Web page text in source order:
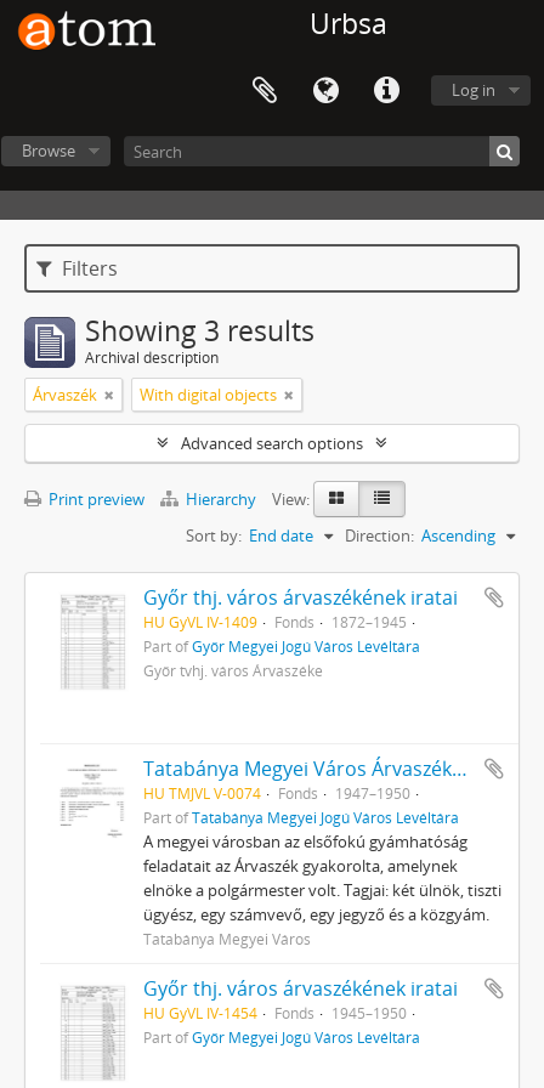
Urbsa
Log in
Browse
Filters
Showing 3 results
Archival description
Árvaszék With digital objects
Advanced search options
Print preview Hierarchy
View:
Sort by: End date Direction: Ascending
Győr thj. város árvaszékének iratai
HU GyVL IV-1409 Fonds
1872–1945
Part ofGyőr Megyei Jogú Város Levéltára
Győr tvhj. város Árvaszéke
Tatabánya Megyei Város Árvaszékének iratai
HU TMJVL V-0074 Fonds
1947–1950
Part ofTatabánya Megyei Jogú Város Levéltára
A megyei városban az elsőfokú gyámhatóság
feladatait az Árvaszék gyakorolta, amelynek
elnöke a polgármester volt. Tagjai: két ülnök, tiszti
ügyész, egy számvevő, egy jegyző és a közgyám.
Tatabánya Megyei Város
Győr thj. város árvaszékének iratai
HU GyVL IV-1454 Fonds
1945–1950
Part ofGyőr Megyei Jogú Város Levéltára